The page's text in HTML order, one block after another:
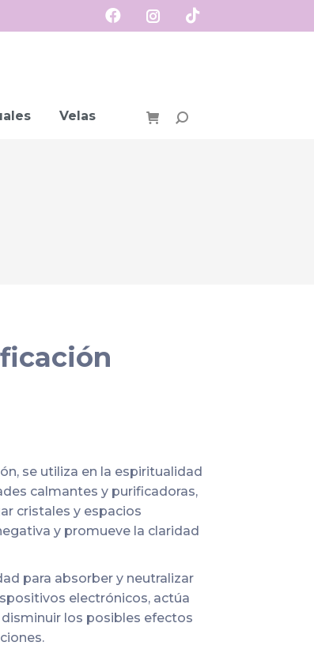
Velas Buscar:
se utiliza en la espiritualidad
calmantes y purificadoras,
cristales y espacios
y promueve la claridad
para absorber y neutralizar
electrónicos, actúa
los posibles efectos